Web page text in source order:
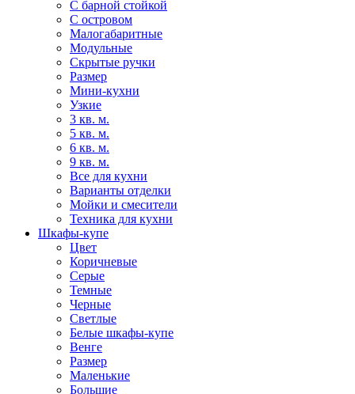
С барной стойкой
С островом
Малогабаритные
Модульные
Скрытые ручки
Размер
Мини-кухни
Узкие
3 кв. м.
5 кв. м.
6 кв. м.
9 кв. м.
Все для кухни
Варианты отделки
Мойки и смесители
Техника для кухни
Шкафы-купе
Цвет
Коричневые
Серые
Темные
Черные
Светлые
Белые шкафы-купе
Венге
Размер
Маленькие
Большие